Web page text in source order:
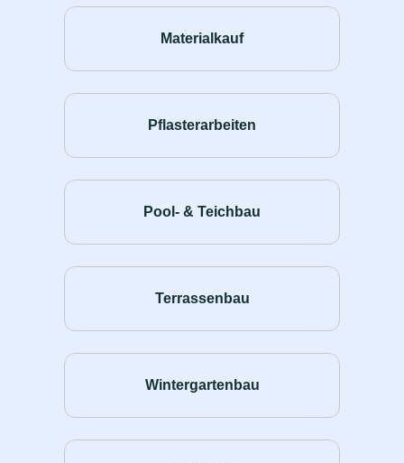
Materialkauf
Pflasterarbeiten
Pool- & Teichbau
Terrassenbau
Wintergartenbau